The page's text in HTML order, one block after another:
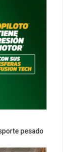
pesado